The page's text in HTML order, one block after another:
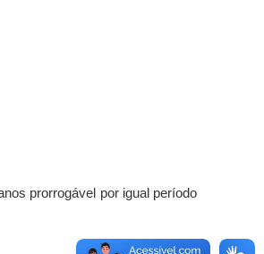
prorrogável por igual período